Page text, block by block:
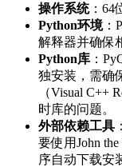
操作系统：64
Python环境：
解释器并确保
Python库 ：
独安装，需确
（Visual C++
时库的问题。
外部依赖工具
要使用John
序自动下载安